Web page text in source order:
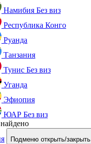
Намибия Без виз
Республика Конго
Руанда
Танзания
Тунис Без виз
Уганда
Эфиопия
ЮАР Без виз
найдено
Подменю открыть/закрыть